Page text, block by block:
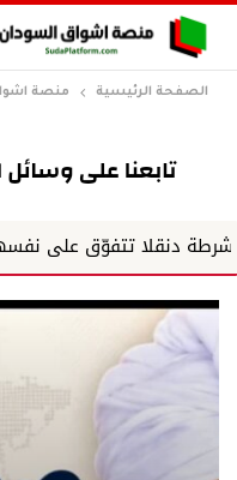
الصفحة الرئيسية منصة
على نفسها شهادة